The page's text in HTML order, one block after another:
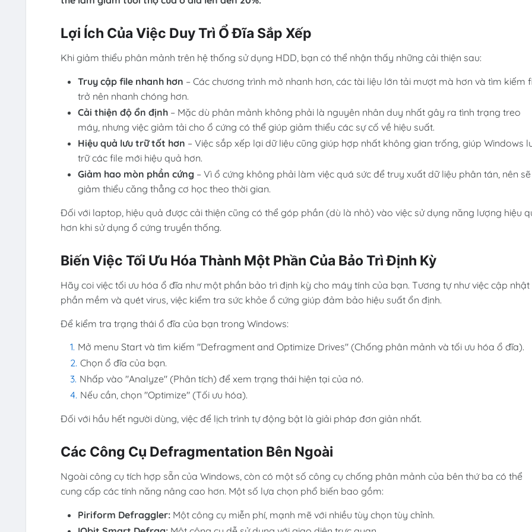
Lợi Ích Của Việc Duy Trì Ổ Đĩa Sắp Xếp
Khi giảm thiểu phân mảnh trên hệ thống sử dụng HDD, bạn có thể nhận thấy những cải thiện sau:
Truy cập file nhanh hơn – Các chương trình mở nhanh hơn, các tài liệu lớn tải mượt mà hơn và tìm kiếm
trở nên nhanh chóng hơn.
Cải thiện độ ổn định – Mặc dù phân mảnh không phải là nguyên nhân duy nhất gây ra tình trạng treo
máy, nhưng việc giảm tải cho ổ cứng có thể giúp giảm thiểu các sự cố về hiệu suất.
Hiệu quả lưu trữ tốt hơn – Việc sắp xếp lại dữ liệu cũng giúp hợp nhất không gian trống, giúp Windows
trữ các file mới hiệu quả hơn.
Giảm hao mòn phần cứng – Vì ổ cứng không phải làm việc quá sức để truy xuất dữ liệu phân tán, nên sẽ
giảm thiểu căng thẳng cơ học theo thời gian.
Đối với laptop, hiệu quả được cải thiện cũng có thể góp phần (dù là nhỏ) vào việc sử dụng năng lượng hiệu
hơn khi sử dụng ổ cứng truyền thống.
Biến Việc Tối Ưu Hóa Thành Một Phần Của Bảo Trì Định Kỳ
Hãy coi việc tối ưu hóa ổ đĩa như một phần bảo trì định kỳ cho máy tính của bạn. Tương tự như việc cập nhật
phần mềm và quét virus, việc kiểm tra sức khỏe ổ cứng giúp đảm bảo hiệu suất ổn định.
Để kiểm tra trạng thái ổ đĩa của bạn trong Windows:
Mở menu Start và tìm kiếm "Defragment and Optimize Drives" (Chống phân mảnh và tối ưu hóa ổ đĩa).
Chọn ổ đĩa của bạn.
Nhấp vào "Analyze" (Phân tích) để xem trạng thái hiện tại của nó.
Nếu cần, chọn "Optimize" (Tối ưu hóa).
Đối với hầu hết người dùng, việc để lịch trình tự động bật là giải pháp đơn giản nhất.
Các Công Cụ Defragmentation Bên Ngoài
Ngoài công cụ tích hợp sẵn của Windows, còn có một số công cụ chống phân mảnh của bên thứ ba có thể
cung cấp các tính năng nâng cao hơn. Một số lựa chọn phổ biến bao gồm:
Piriform Defraggler: Một công cụ miễn phí, mạnh mẽ với nhiều tùy chọn tùy chỉnh.